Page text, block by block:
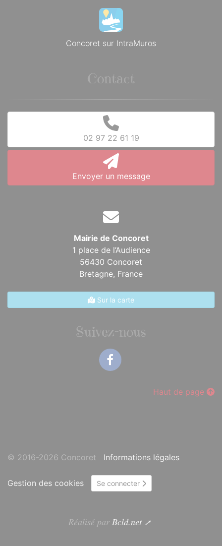
Concoret sur IntraMuros
Contact
02 97 22 61 19
Envoyer un message
Mairie de Concoret
1 place de l’Audience
56430 Concoret
Bretagne, France
Sur la carte
Suivez-nous
Haut de page
© 2016-2026 Concoret Informations légales
Gestion des cookies Se connecter
Réalisé par Bcld.net